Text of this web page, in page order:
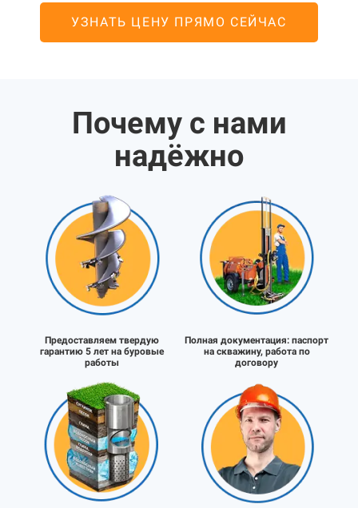
УЗНАТЬ ЦЕНУ ПРЯМО СЕЙЧАС
Почему с нами
надёжно
Предоставляем твердую
гарантию 5 лет на буровые
работы
Полная документация: паспорт
на скважину, работа по
договору